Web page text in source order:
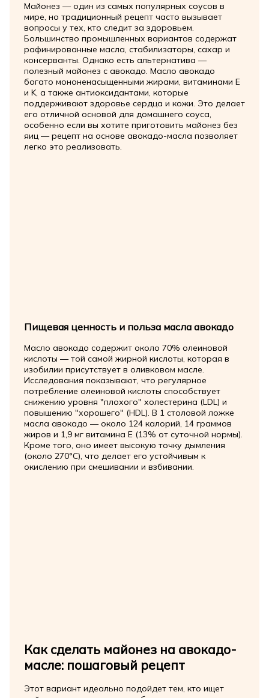
Майонез — один из самых популярных соусов в
мире, но традиционный рецепт часто вызывает
вопросы у тех, кто следит за здоровьем.
Большинство промышленных вариантов содержат
рафинированные масла, стабилизаторы, сахар и
консерванты. Однако есть альтернатива —
полезный майонез с авокадо. Масло авокадо
богато мононенасыщенными жирами, витаминами E
и K, а также антиоксидантами, которые
поддерживают здоровье сердца и кожи. Это делает
его отличной основой для домашнего соуса,
особенно если вы хотите приготовить майонез без
яиц — рецепт на основе авокадо-масла позволяет
легко это реализовать.
Пищевая ценность и польза масла авокадо
Масло авокадо содержит около 70% олеиновой
кислоты — той самой жирной кислоты, которая в
изобилии присутствует в оливковом масле.
Исследования показывают, что регулярное
потребление олеиновой кислоты способствует
снижению уровня "плохого" холестерина (LDL) и
повышению "хорошего" (HDL). В 1 столовой ложке
масла авокадо — около 124 калорий, 14 граммов
жиров и 1,9 мг витамина Е (13% от суточной нормы).
Кроме того, оно имеет высокую точку дымления
(около 270°C), что делает его устойчивым к
окислению при смешивании и взбивании.
Как сделать майонез на авокадо-
масле: пошаговый рецепт
Этот вариант идеально подойдет тем, кто ищет